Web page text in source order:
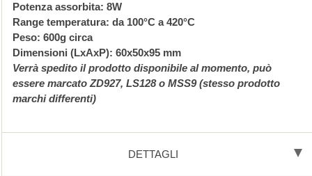
Potenza assorbita: 8W
Range temperatura: da 100°C a 420°C
Peso: 600g circa
Dimensioni (LxAxP): 60x50x95 mm
Verrà spedito il prodotto disponibile al momento, può
essere marcato ZD927, LS128 o MSS9 (stesso prodotto
marchi differenti)
DETTAGLI